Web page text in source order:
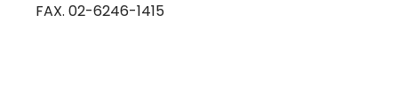
FAX. 02-6246-1415